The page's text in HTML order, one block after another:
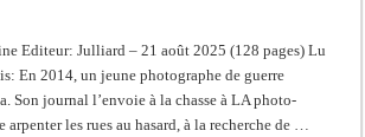
Editeur: Julliard – 21 août 2025 (128 pages) Lu
En 2014, un jeune photographe de guerre
Son journal l’envoie à la chasse à LA photo-
arpenter les rues au hasard, à la recherche de …